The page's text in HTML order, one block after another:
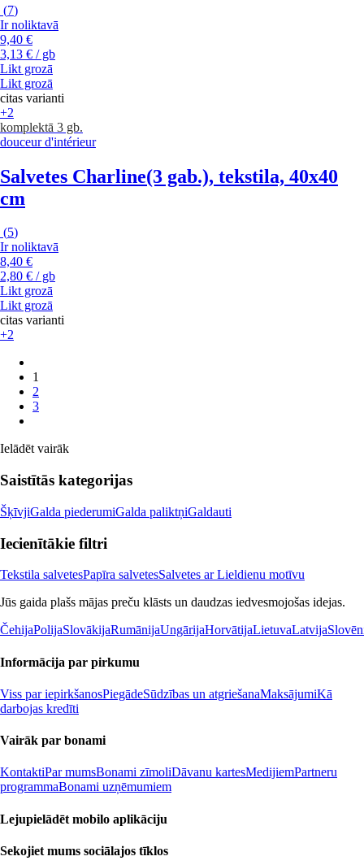
(7)
Ir noliktavā
9,40 €
3,13 € / gb
Likt grozā
Likt grozā
citas varianti
+2
komplektā 3 gb.
douceur d'intérieur
Salvetes Charline(3 gab.), tekstila, 40x40
cm
(5)
Ir noliktavā
8,40 €
2,80 € / gb
Likt grozā
Likt grozā
citas varianti
+2
1
2
3
Ielādēt vairāk
Saistītās kategorijas
ŠķīvjiGalda piederumiGalda paliktņiGaldauti
Iecienītākie filtri
Tekstila salvetesPapīra salvetesSalvetes ar Lieldienu motīvu
Jūs gaida plašs mājas preču klāsts un daudzas iedvesmojošas idejas.
ČehijaPolijaSlovākijaRumānijaUngārijaHorvātijaLietuvaLatvija
Informācija par pirkumu
Viss par iepirkšanosPiegādeSūdzības un atgriešanaMaksājumiKā
darbojas kredīti
Vairāk par bonami
KontaktiPar mumsBonami zīmoliDāvanu kartesMedijiemPartneru
programmaBonami uzņēmumiem
Lejupielādēt mobilo aplikāciju
Sekojiet mums sociālajos tīklos